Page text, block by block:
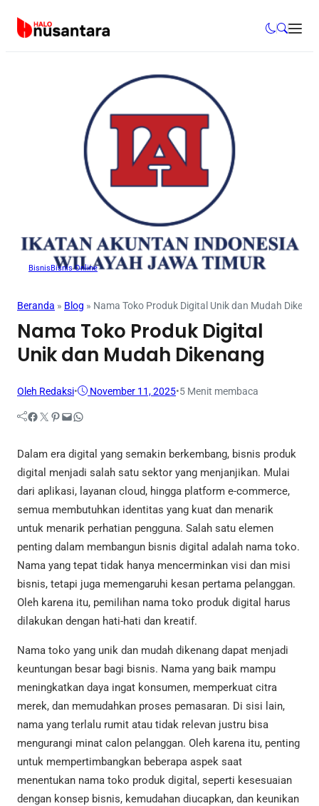
BisnisBisnis Online
Beranda » Blog » Nama Toko Produk Digital Unik dan Mudah
Nama Toko Produk Digital
Unik dan Mudah Dikenang
Oleh Redaksi• November 11, 2025•5 Menit membaca
Facebook Twitter Pinterest Mail WhatsApp
Dalam era digital yang semakin berkembang, bisnis produk
digital menjadi salah satu sektor yang menjanjikan. Mulai
dari aplikasi, layanan cloud, hingga platform e-commerce,
semua membutuhkan identitas yang kuat dan menarik
untuk menarik perhatian pengguna. Salah satu elemen
penting dalam membangun bisnis digital adalah nama toko.
Nama yang tepat tidak hanya mencerminkan visi dan misi
bisnis, tetapi juga memengaruhi kesan pertama pelanggan.
Oleh karena itu, pemilihan nama toko produk digital harus
dilakukan dengan hati-hati dan kreatif.
Nama toko yang unik dan mudah dikenang dapat menjadi
keuntungan besar bagi bisnis. Nama yang baik mampu
meningkatkan daya ingat konsumen, memperkuat citra
merek, dan memudahkan proses pemasaran. Di sisi lain,
nama yang terlalu rumit atau tidak relevan justru bisa
mengurangi minat calon pelanggan. Oleh karena itu, penting
untuk mempertimbangkan beberapa aspek saat
menentukan nama toko produk digital, seperti kesesuaian
dengan konsep bisnis, kemudahan diucapkan, dan keunikan